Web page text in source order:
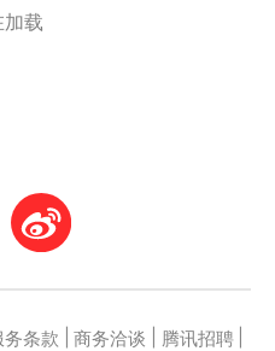
加载
务条款 商务洽谈 腾讯招聘